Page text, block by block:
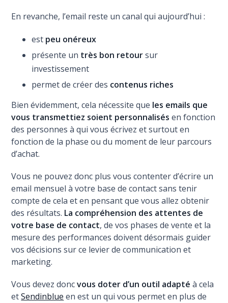
En revanche, l’email reste un canal qui aujourd’hui :
est peu onéreux
présente un très bon retoursur
investissement
permet de créer des contenus riches
Bien évidemment, cela nécessite que les emails que
vous transmettiez soient personnalisés en fonction
des personnes à qui vous écrivez et surtout en
fonction de la phase ou du moment de leur parcours
d’achat.
Vous ne pouvez donc plus vous contenter d’écrire un
email mensuel à votre base de contact sans tenir
compte de cela et en pensant que vous allez obtenir
des résultats. La compréhension des attentes de
votre base de contact, de vos phases de vente et la
mesure des performances doivent désormais guider
vos décisions sur ce levier de communication et
marketing.
Vous devez doncvous doter d’un outil adapté à cela
etSendinblue en est un qui vous permet en plus de